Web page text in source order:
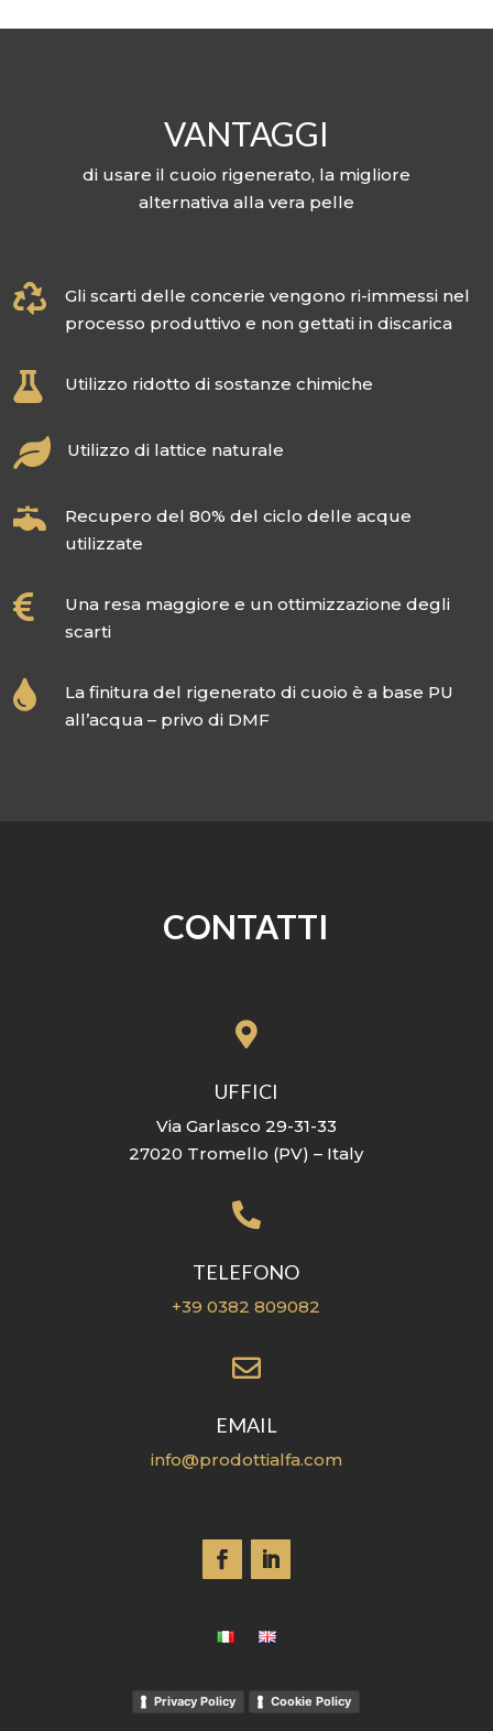
VANTAGGI
di usare il cuoio rigenerato, la migliore
alternativa alla vera pelle

Gli scarti delle concerie vengono ri-immessi nel
processo produttivo e non gettati in discarica
 Utilizzo ridotto di sostanze chimiche
 Utilizzo di lattice naturale

Recupero del 80% del ciclo delle acque
utilizzate

Una resa maggiore e un ottimizzazione degli
scarti

La finitura del rigenerato di cuoio è a base PU
all’acqua – privo di DMF
CONTATTI

UFFICI
Via Garlasco 29-31-33
27020 Tromello (PV) – Italy

TELEFONO
+39 0382 809082

EMAIL
info@prodottialfa.com
Privacy Policy Cookie Policy